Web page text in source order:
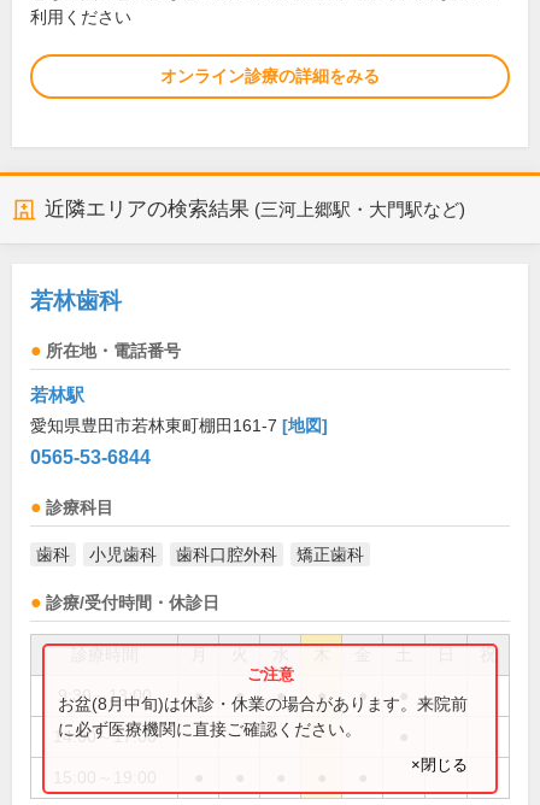
利用ください
オンライン診療の詳細をみる
近隣エリアの検索結果 (三河上郷駅・大門駅など)
若林歯科
所在地・電話番号
若林駅
愛知県豊田市若林東町棚田161-7 [地図]
0565-53-6844
診療科目
歯科 小児歯科 歯科口腔外科 矯正歯科
診療/受付時間・休診日
祝
9:30～13:00 ● ● ● ● ●
14:00～17:00
お盆(8月中旬)は休診・休業の場合があります。来院前
に必ず医療機関に直接ご確認ください。
×閉じる